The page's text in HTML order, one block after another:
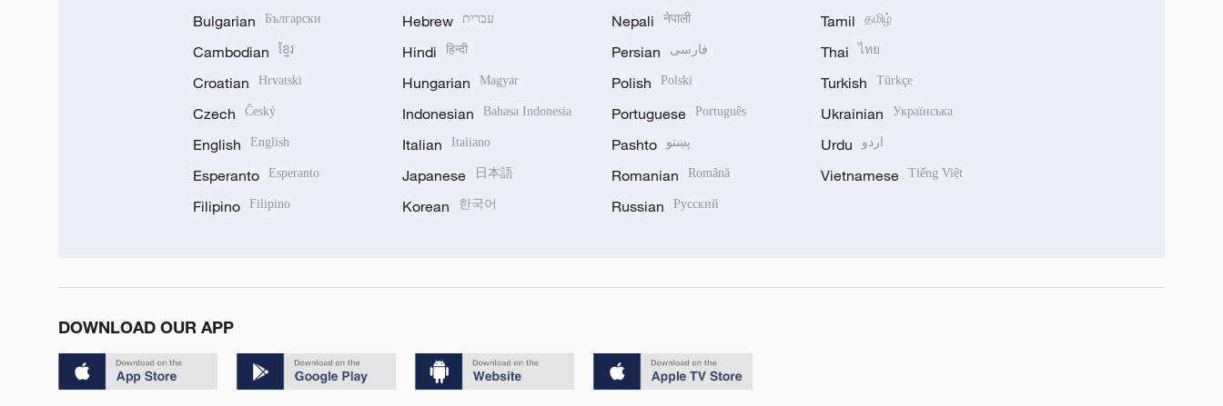
Bulgarian Български
Cambodian ខ្មែរ
Croatian Hrvatski
Czech Český
English English
Esperanto Esperanto
Filipino Filipino
Hebrew עברית
Hindi हिन्दी
Hungarian Magyar
Indonesian Bahasa Indonesia
Italian Italiano
Japanese 日本語
Korean 한국어
Nepali नेपाली
Persian فارسی
Polish Polski
Portuguese Português
Pashto پښتو
Romanian Română
Russian Русский
Tamil தமிழ்
Thai ไทย
Turkish Türkçe
Ukrainian Українська
Urdu اردو
Vietnamese Tiếng Việt
DOWNLOAD OUR APP